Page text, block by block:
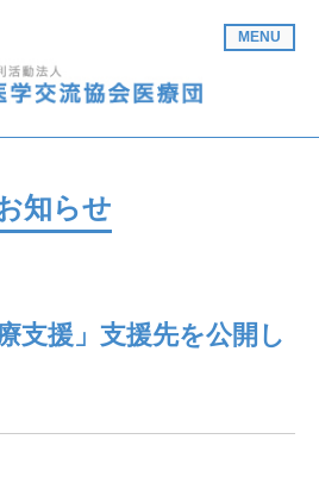
MENU
知らせ
支援」支援先を公開し